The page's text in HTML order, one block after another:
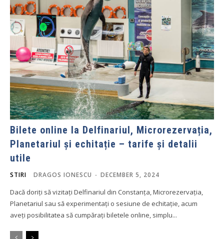
Bilete online la Delfinariul, Microrezervația,
Planetariul și echitație – tarife și detalii
utile
STIRI DRAGOS IONESCU - DECEMBER 5, 2024
Dacă doriți să vizitați Delfinariul din Constanța, Microrezervația,
Planetariul sau să experimentați o sesiune de echitație, acum
aveți posibilitatea să cumpărați biletele online, simplu...